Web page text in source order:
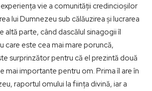
vie a comunității credincioșilor
lui Dumnezeu sub călăuzirea și lucrarea
altă parte, când dascălul sinagogii îl
care este cea mai mare poruncă,
surprinzător pentru că el prezintă două
mai importante pentru om. Prima îl are în
raportul omului la ființa divină, iar a